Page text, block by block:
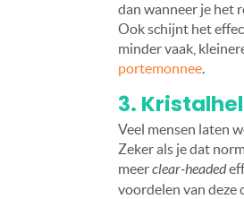
dan wanneer je het
Ook schijnt het
minder vaak,
portemonnee.
3.
Veel mensen laten
Zeker als je dat
meerclear-headed
voordelen van